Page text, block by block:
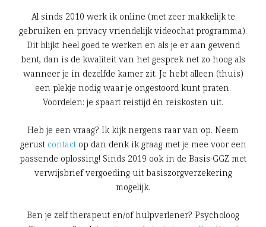
Al sinds 2010 werk ik online (met zeer makkelijk te
gebruiken en privacy vriendelijk videochat programma).
Dit blijkt heel goed te werken en als je er aan gewend
bent, dan is de kwaliteit van het gesprek net zo hoog als
wanneer je in dezelfde kamer zit. Je hebt alleen (thuis)
een plekje nodig waar je ongestoord kunt praten.
Voordelen: je spaart reistijd én reiskosten uit.
Heb je een vraag? Ik kijk nergens raar van op. Neem
gerust contactop dan denk ik graag met je mee voor een
passende oplossing! Sinds 2019 ook in de Basis-GGZ met
verwijsbrief vergoeding uit basiszorgverzekering
mogelijk.
Ben je zelf therapeut en/of hulpverlener? Psycholoog